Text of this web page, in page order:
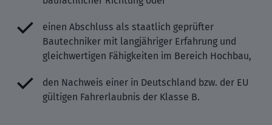
einen Abschluss als staatlich geprüfter
Bautechniker mit langjähriger Erfahrung und
gleichwertigen Fähigkeiten im Bereich Hochbau,
den Nachweis einer in Deutschland bzw. der EU
gültigen Fahrerlaubnis der Klasse B.